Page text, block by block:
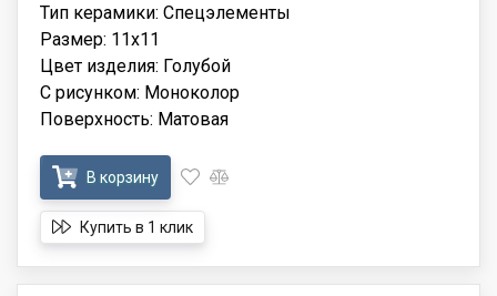
Тип керамики: Спецэлементы
Размер: 11x11
Цвет изделия: Голубой
С рисунком: Моноколор
Поверхность: Матовая
В корзину
Купить в 1 клик